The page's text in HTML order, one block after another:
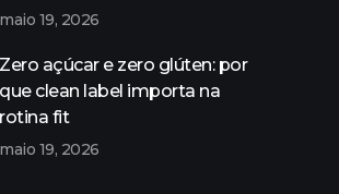
maio 19, 2026
Zero açúcar e zero glúten: por
que clean label importa na
rotina fit
maio 19, 2026